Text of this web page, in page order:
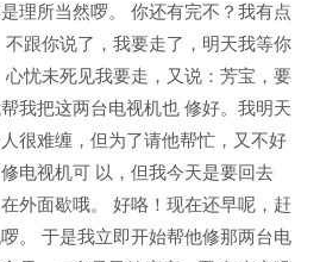
理所当然啰。 你还有完不？我有点
跟你说了，我要走了，明天我等你
忧未死见我要走，又说：芳宝，要
我把这两台电视机也 修好。我明天
很难缠，但为了请他帮忙，又不好
电视机可 以，但我今天是要回去
外面歇哦。 好咯！现在还早呢，赶
。 于是我立即开始帮他修那两台电